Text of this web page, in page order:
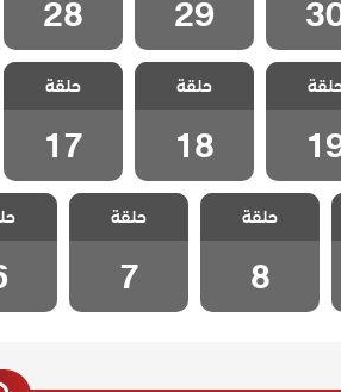
29
28
الطبقة
مدبلج
19
مسلسل الطبقة
المخملية مدبلج
الحلقة 18
حلقة
18
مسلسل الطبقة
المخملية مدبلج
الحلقة 17
حلقة
17
مسلسل الطبقة
المخملية مدبلج
الحلقة 8
حلقة
8
مسلسل الطبقة
المخملية مدبلج
الحلقة 7
حلقة
7